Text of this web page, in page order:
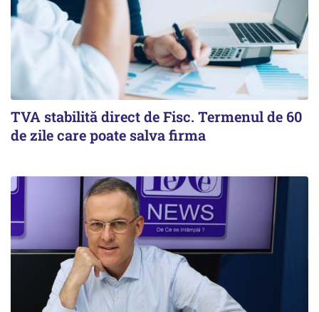
TVA stabilită direct de Fisc. Termenul de 60
de zile care poate salva firma